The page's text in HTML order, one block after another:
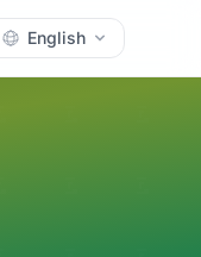
English